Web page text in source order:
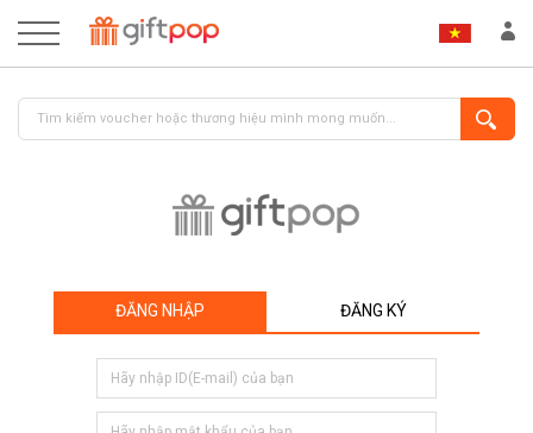
ĐĂNG NHẬP ĐĂNG KÝ